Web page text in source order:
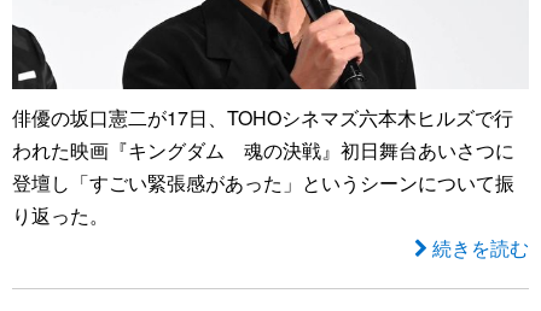
俳優の坂口憲二が17日、TOHOシネマズ六本木ヒルズで行
われた映画『キングダム 魂の決戦』初日舞台あいさつに
登壇し「すごい緊張感があった」というシーンについて振
り返った。
続きを読む